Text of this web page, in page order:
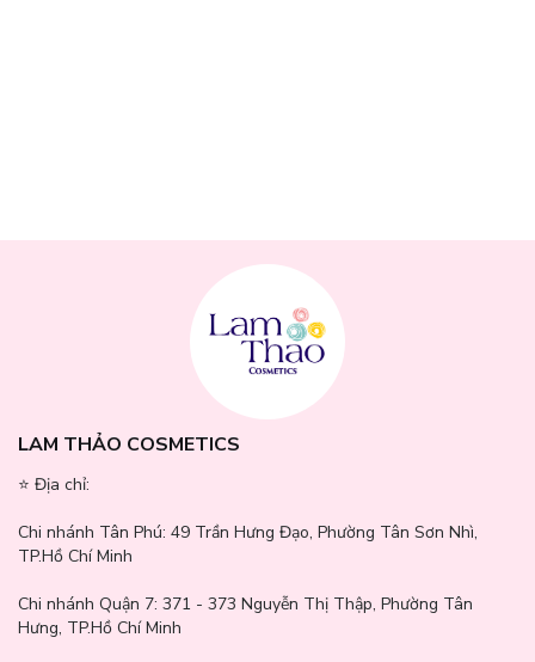
Hiện tại Lam Thảo Cosmetics đã cho lên kệ đầy đủ 3 loại sản
Phấn Nước Chống Nắng Nâng Tone Espoir Dewlike
Jello Tone Up Cushion SPF50+ PA+++
Nudie Peach: Màu be đào giúp nâng tone da, tăng thêm sức sống
nhờ tông màu da tự nhiên. Thích hợp cho tông màu da ấm, tự
LAM THẢO COSMETICS
⭐️ Địa chỉ:
Chi nhánh Tân Phú: 49 Trần Hưng Đạo, Phường Tân Sơn Nhì,
TP.Hồ Chí Minh
Chi nhánh Quận 7: 371 - 373 Nguyễn Thị Thập, Phường Tân
Hưng, TP.Hồ Chí Minh